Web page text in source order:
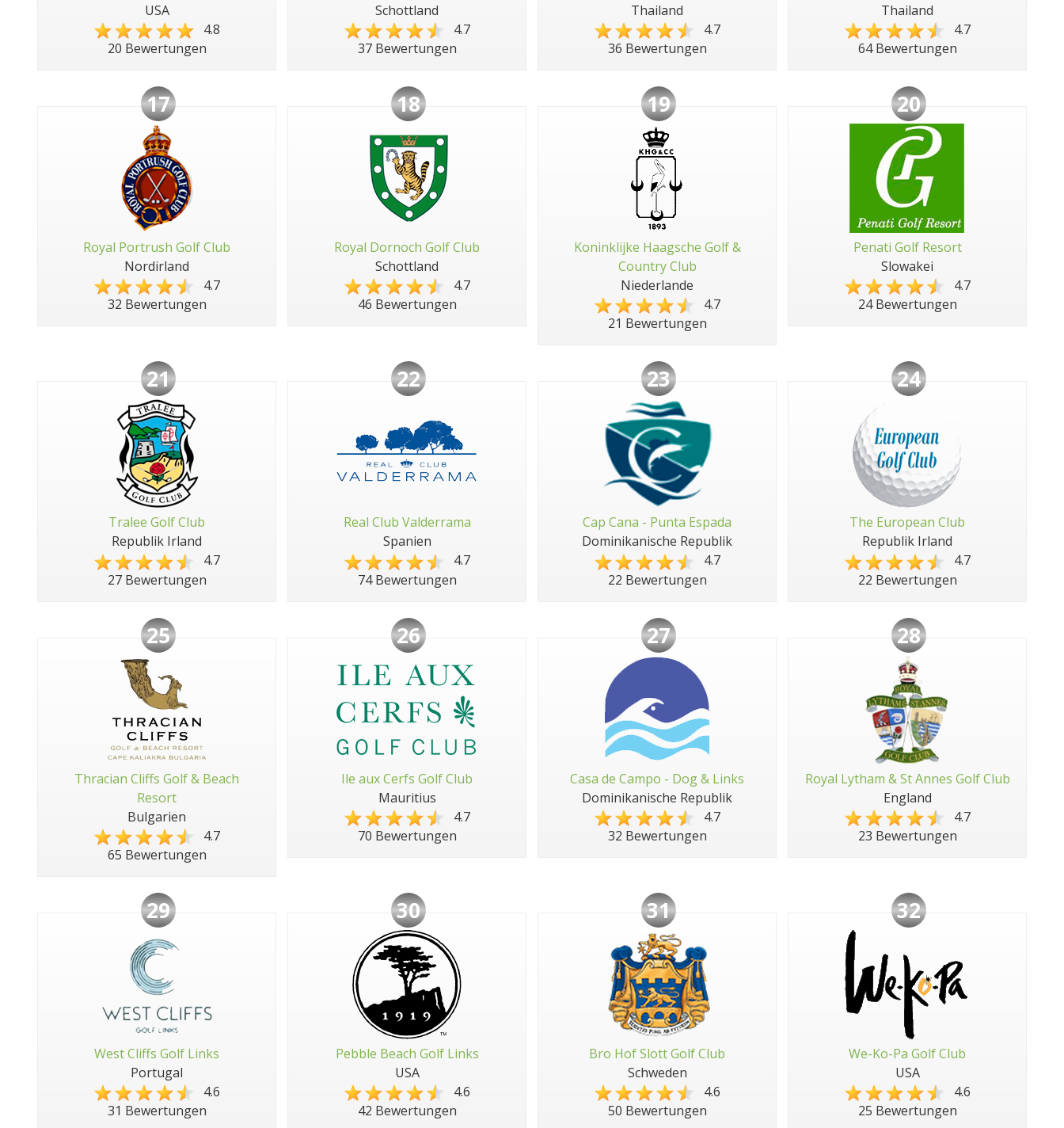
USA
4.8
20 Bewertungen
Schottland
4.7
37 Bewertungen
Thailand
4.7
36 Bewertungen
Thailand
4.7
64 Bewertungen
17
Royal Portrush Golf Club
Nordirland
4.7
32 Bewertungen
18
Royal Dornoch Golf Club
Schottland
4.7
46 Bewertungen
19
Koninklijke Haagsche Golf &
Country Club
Niederlande
4.7
21 Bewertungen
20
Penati Golf Resort
Slowakei
4.7
24 Bewertungen
21
Tralee Golf Club
Republik Irland
4.7
27 Bewertungen
22
Real Club Valderrama
Spanien
4.7
74 Bewertungen
23
Cap Cana - Punta Espada
Dominikanische Republik
4.7
22 Bewertungen
24
The European Club
Republik Irland
4.7
22 Bewertungen
25
Thracian Cliffs Golf & Beach
Resort
Bulgarien
4.7
65 Bewertungen
26
Ile aux Cerfs Golf Club
Mauritius
4.7
70 Bewertungen
27
Casa de Campo - Dog & Links
Dominikanische Republik
4.7
32 Bewertungen
28
Royal Lytham & St Annes Golf Club
England
4.7
23 Bewertungen
29
West Cliffs Golf Links
Portugal
4.6
31 Bewertungen
30
Pebble Beach Golf Links
USA
4.6
42 Bewertungen
31
Bro Hof Slott Golf Club
Schweden
4.6
50 Bewertungen
32
We-Ko-Pa Golf Club
USA
4.6
25 Bewertungen